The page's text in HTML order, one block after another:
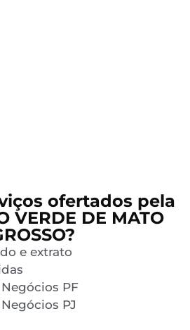
ofertados pela
VERDE DE MATO
e extrato
PF
PJ